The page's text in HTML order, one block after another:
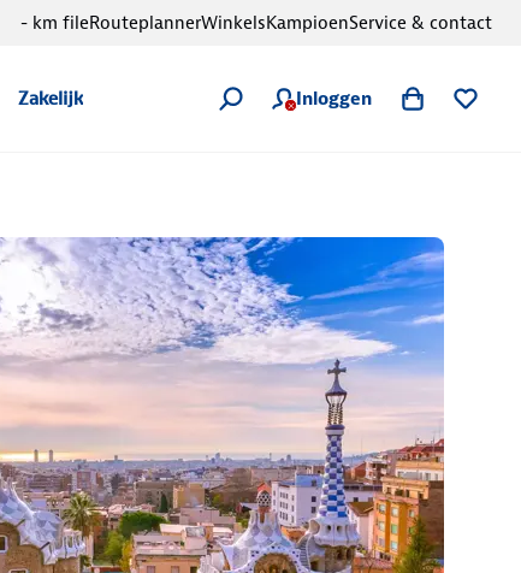
Zakelijk Inloggen
- km fileRouteplannerWinkelsKampioenService & contact